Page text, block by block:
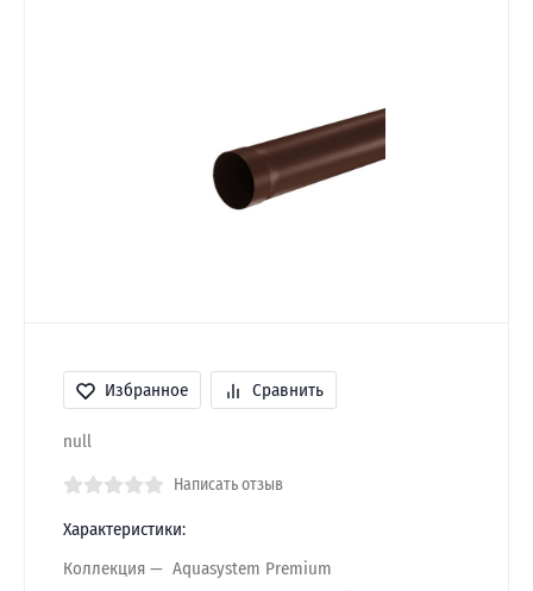
Избранное Сравнить
null
Написать отзыв
Характеристики:
Коллекция
Aquasystem Premium